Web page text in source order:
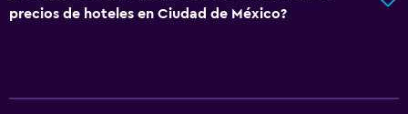
Gel de ducha
precios de hoteles en Ciudad de México?